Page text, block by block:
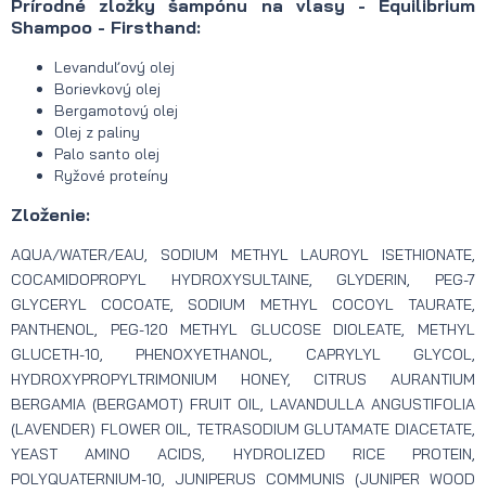
Prírodné zložky šampónu na vlasy - Equilibrium
Shampoo - Firsthand:
Levanduľový olej
Borievkový olej
Bergamotový olej
Olej z paliny
Palo santo olej
Ryžové proteíny
Zloženie:
AQUA/WATER/EAU, SODIUM METHYL LAUROYL ISETHIONATE,
COCAMIDOPROPYL HYDROXYSULTAINE, GLYDERIN, PEG-7
GLYCERYL COCOATE, SODIUM METHYL COCOYL TAURATE,
PANTHENOL, PEG-120 METHYL GLUCOSE DIOLEATE, METHYL
GLUCETH-10, PHENOXYETHANOL, CAPRYLYL GLYCOL,
HYDROXYPROPYLTRIMONIUM HONEY, CITRUS AURANTIUM
BERGAMIA (BERGAMOT) FRUIT OIL, LAVANDULLA ANGUSTIFOLIA
(LAVENDER) FLOWER OIL, TETRASODIUM GLUTAMATE DIACETATE,
YEAST AMINO ACIDS, HYDROLIZED RICE PROTEIN,
POLYQUATERNIUM-10, JUNIPERUS COMMUNIS (JUNIPER WOOD